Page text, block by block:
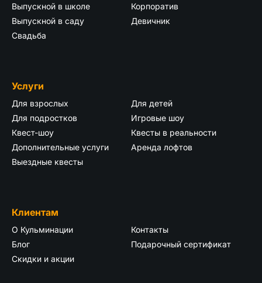
Выпускной в школе
Корпоратив
Выпускной в саду
Девичник
Свадьба
Услуги
Для взрослых
Для детей
Для подростков
Игровые шоу
Квест-шоу
Квесты в реальности
Дополнительные услуги
Аренда лофтов
Выездные квесты
Клиентам
О Кульминации
Контакты
Блог
Подарочный сертификат
Скидки и акции